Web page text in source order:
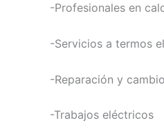
-Profesionales en
-Servicios a termos
-Reparación y
-Trabajos eléctricos